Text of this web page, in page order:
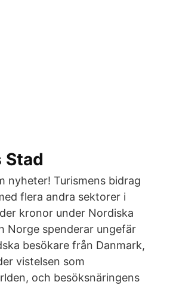
nyheter! Turismens bidrag
flera andra sektorer i
kronor under Nordiska
Norge spenderar ungefär
besökare från Danmark,
vistelsen som
och besöksnäringens